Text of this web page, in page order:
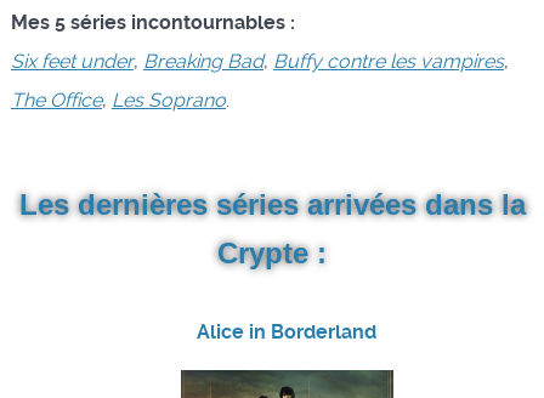
Mes 5 séries incontournables :
Six feet under, Breaking Bad, Buffy contre les vampires,
The Office, Les Soprano.
Les dernières séries arrivées dans la
Crypte :
Alice in Borderland